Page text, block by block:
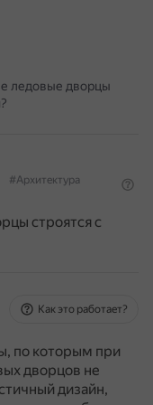
ледовые дворцы
#Архитектура
строятся с
Как это работает?
по которым при
дворцов не
дизайн,